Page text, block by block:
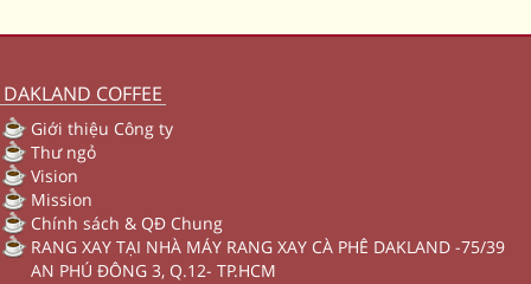
DAKLAND COFFEE
Giới thiệu Công ty
Thư ngỏ
Vision
Mission
Chính sách & QĐ Chung
RANG XAY TẠI NHÀ MÁY RANG XAY CÀ PHÊ DAKLAND -75/39
AN PHÚ ĐÔNG 3, Q.12- TP.HCM